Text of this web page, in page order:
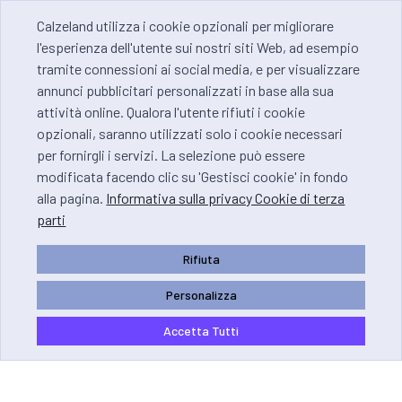
Calzeland utilizza i cookie opzionali per migliorare
l'esperienza dell'utente sui nostri siti Web, ad esempio
tramite connessioni ai social media, e per visualizzare
annunci pubblicitari personalizzati in base alla sua
attività online. Qualora l'utente rifiuti i cookie
opzionali, saranno utilizzati solo i cookie necessari
per fornirgli i servizi. La selezione può essere
modificata facendo clic su 'Gestisci cookie' in fondo
alla pagina. Informativa sulla privacy Cookie di terza
parti
Rifiuta
Personalizza
Accetta Tutti